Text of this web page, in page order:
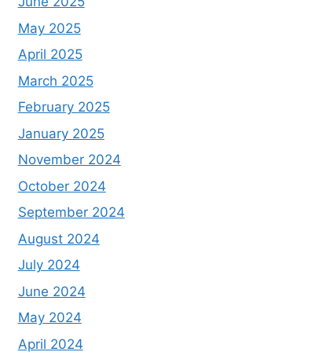
May 2025
April 2025
March 2025
February 2025
January 2025
November 2024
October 2024
September 2024
August 2024
July 2024
June 2024
May 2024
April 2024